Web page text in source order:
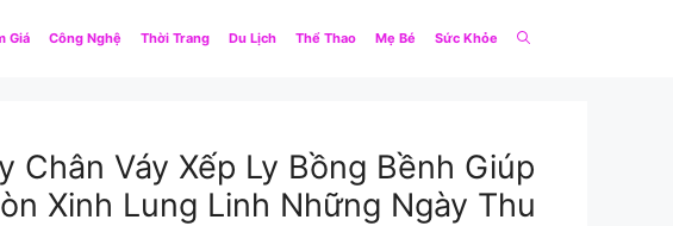
Giá Công Nghệ Thời Trang Du Lịch Thể Thao Mẹ Bé Sức Khỏe
Chân Váy Xếp Ly Bồng Bềnh Giúp
Xinh Lung Linh Những Ngày Thu